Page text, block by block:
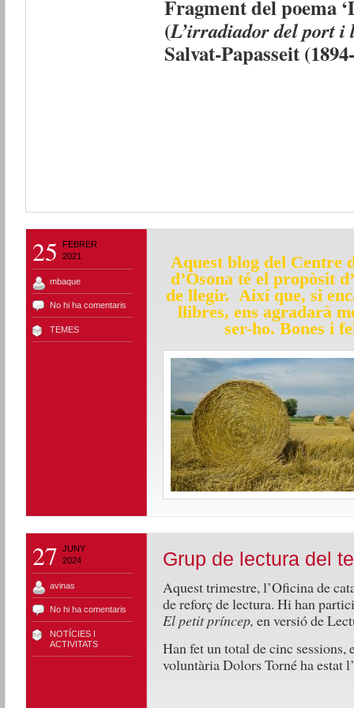
Fragment del poema
(L’irradiador del port i
Salvat-Papasseit
25
FEBRER
2021
mbaque
No hi ha comentaris
TEMES
Aquest blog del Centre
d’Osona té el propòsit
de llegir. Així que, si
llibres, ens agradarà
ser-ho. Bones i
27 JUNY
2024
avinas
No hi ha comentaris
NOTÍCIES I
ACTIVITATS
Grup de lectura del
Aquest trimestre, l’Oficina de
de reforç de lectura. Hi han
El petit príncep, en versió de
Han fet un total de cinc
voluntària Dolors Torné ha estat